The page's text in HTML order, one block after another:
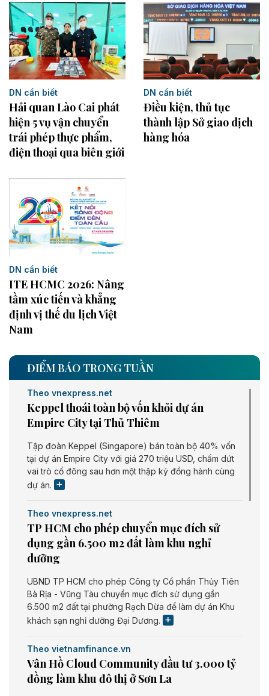
DN cần biết
Hải quan Lào Cai phát
hiện 5 vụ vận chuyển
trái phép thực phẩm,
điện thoại qua biên giới
DN cần biết
Điều kiện, thủ tục
thành lập Sở giao dịch
hàng hóa
DN cần biết
ITE HCMC 2026: Nâng
tầm xúc tiến và khẳng
định vị thế du lịch Việt
Nam
ĐIỂM BÁO TRONG TUẦN
Theo vnexpress.net
Keppel thoái toàn bộ vốn khỏi dự án
Empire City tại Thủ Thiêm
Tập đoàn Keppel (Singapore) bán toàn bộ 40% vốn
tại dự án Empire City với giá 270 triệu USD, chấm dứt
vai trò cổ đông sau hơn một thập kỷ đồng hành cùng
dự án.
Theo vnexpress.net
TP HCM cho phép chuyển mục đích sử
dụng gần 6.500 m2 đất làm khu nghỉ
dưỡng
UBND TP HCM cho phép Công ty Cổ phần Thủy Tiên
Bà Rịa - Vũng Tàu chuyển mục đích sử dụng gần
6.500 m2 đất tại phường Rạch Dừa để làm dự án Khu
khách sạn nghỉ dưỡng Đại Dương.
Theo vietnamfinance.vn
Vân Hồ Cloud Community đầu tư 3.000 tỷ
đồng làm khu đô thị ở Sơn La